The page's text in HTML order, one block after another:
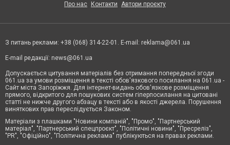
Про нас Контакти Автори проєкту
З питань реклами: +38 (068) 314-22-01. E-mail: reklama@061.ua
E-mail редакції: news@061.ua
Допускається цитування матеріалів без отримання попередньої згоди
061.ua за умови розміщення в тексті обов'язкового посилання на 061.ua -
Сайт міста Запоріжжя. Для інтернет-видань обов'язкове розміщення
прямого, відкритого для пошукових систем гіперпосилання на цитовані
статті не нижче другого абзацу в тексті або в якості джерела. Порушення
виняткових прав переслідується Законом.
Матеріали з плашками "Новини компаній", "Промо", "Партнерський
матеріал", "Партнерський спецпроєкт", "Політичні новини", "Пресреліз",
"PR", "Офіційно", "Політична реклама" публікуються на правах реклами.